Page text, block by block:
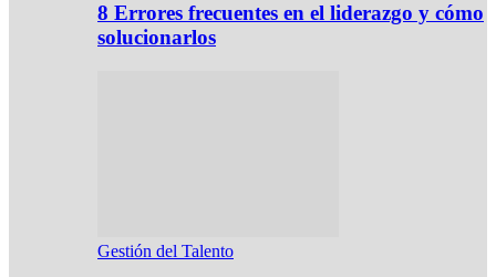
8 Errores frecuentes en el liderazgo y cómo
solucionarlos
Gestión del Talento